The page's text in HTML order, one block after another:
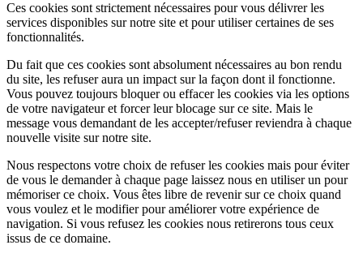
Ces cookies sont strictement nécessaires pour vous délivrer les
services disponibles sur notre site et pour utiliser certaines de ses
fonctionnalités.
Du fait que ces cookies sont absolument nécessaires au bon rendu
du site, les refuser aura un impact sur la façon dont il fonctionne.
Vous pouvez toujours bloquer ou effacer les cookies via les options
de votre navigateur et forcer leur blocage sur ce site. Mais le
message vous demandant de les accepter/refuser reviendra à chaque
nouvelle visite sur notre site.
Nous respectons votre choix de refuser les cookies mais pour éviter
de vous le demander à chaque page laissez nous en utiliser un pour
mémoriser ce choix. Vous êtes libre de revenir sur ce choix quand
vous voulez et le modifier pour améliorer votre expérience de
navigation. Si vous refusez les cookies nous retirerons tous ceux
issus de ce domaine.